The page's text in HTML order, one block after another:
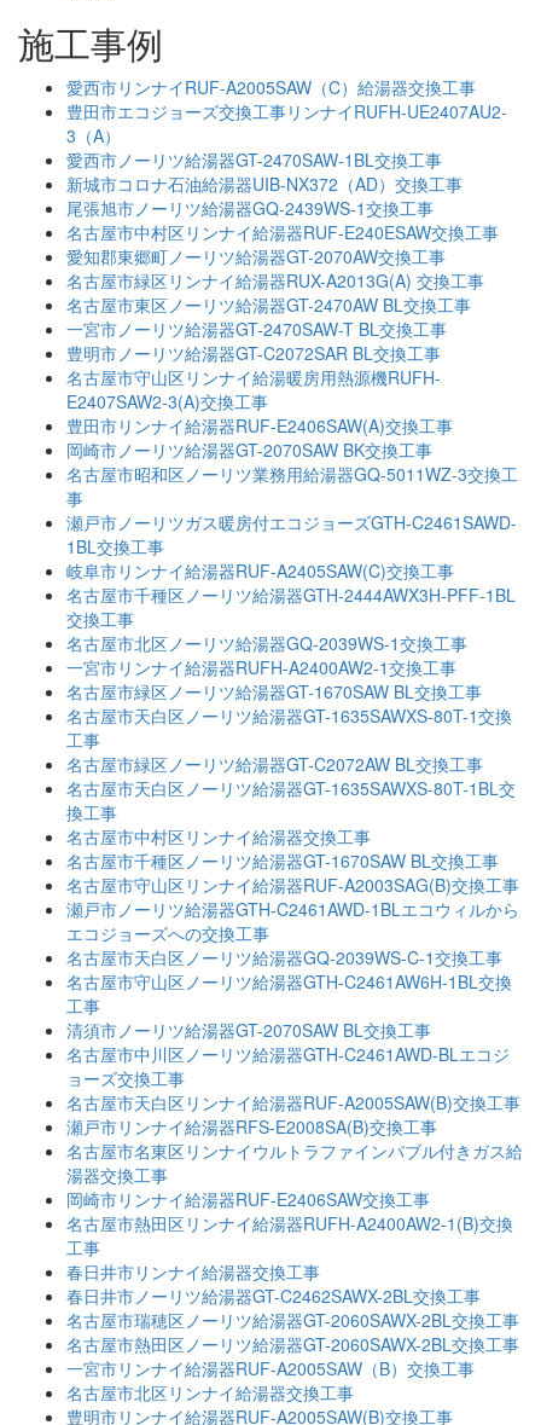
施工事例
愛西市リンナイRUF-A2005SAW（C）給湯器交換工事
豊田市エコジョーズ交換工事リンナイRUFH-UE2407AU2-
3（A）
愛西市ノーリツ給湯器GT-2470SAW-1BL交換工事
新城市コロナ石油給湯器UIB-NX372（AD）交換工事
尾張旭市ノーリツ給湯器GQ-2439WS-1交換工事
名古屋市中村区リンナイ給湯器RUF-E240ESAW交換工事
愛知郡東郷町ノーリツ給湯器GT-2070AW交換工事
名古屋市緑区リンナイ給湯器RUX-A2013G(A) 交換工事
名古屋市東区ノーリツ給湯器GT-2470AW BL交換工事
一宮市ノーリツ給湯器GT-2470SAW-T BL交換工事
豊明市ノーリツ給湯器GT-C2072SAR BL交換工事
名古屋市守山区リンナイ給湯暖房用熱源機RUFH-
E2407SAW2-3(A)交換工事
豊田市リンナイ給湯器RUF-E2406SAW(A)交換工事
岡崎市ノーリツ給湯器GT-2070SAW BK交換工事
名古屋市昭和区ノーリツ業務用給湯器GQ-5011WZ-3交換工
事
瀬戸市ノーリツガス暖房付エコジョーズGTH-C2461SAWD-
1BL交換工事
岐阜市リンナイ給湯器RUF-A2405SAW(C)交換工事
名古屋市千種区ノーリツ給湯器GTH-2444AWX3H-PFF-1BL
交換工事
名古屋市北区ノーリツ給湯器GQ-2039WS-1交換工事
一宮市リンナイ給湯器RUFH-A2400AW2-1交換工事
名古屋市緑区ノーリツ給湯器GT-1670SAW BL交換工事
名古屋市天白区ノーリツ給湯器GT-1635SAWXS-80T-1交換
工事
名古屋市緑区ノーリツ給湯器GT-C2072AW BL交換工事
名古屋市天白区ノーリツ給湯器GT-1635SAWXS-80T-1BL交
換工事
名古屋市中村区リンナイ給湯器交換工事
名古屋市千種区ノーリツ給湯器GT-1670SAW BL交換工事
名古屋市守山区リンナイ給湯器RUF-A2003SAG(B)交換工事
瀬戸市ノーリツ給湯器GTH-C2461AWD-1BLエコウィルから
エコジョーズへの交換工事
名古屋市天白区ノーリツ給湯器GQ-2039WS-C-1交換工事
名古屋市守山区ノーリツ給湯器GTH-C2461AW6H-1BL交換
工事
清須市ノーリツ給湯器GT-2070SAW BL交換工事
名古屋市中川区ノーリツ給湯器GTH-C2461AWD-BLエコジ
ョーズ交換工事
名古屋市天白区リンナイ給湯器RUF-A2005SAW(B)交換工事
瀬戸市リンナイ給湯器RFS-E2008SA(B)交換工事
名古屋市名東区リンナイウルトラファインバブル付きガス給
湯器交換工事
岡崎市リンナイ給湯器RUF-E2406SAW交換工事
名古屋市熱田区リンナイ給湯器RUFH-A2400AW2-1(B)交換
工事
春日井市リンナイ給湯器交換工事
春日井市ノーリツ給湯器GT-C2462SAWX-2BL交換工事
名古屋市瑞穂区ノーリツ給湯器GT-2060SAWX-2BL交換工事
名古屋市熱田区ノーリツ給湯器GT-2060SAWX-2BL交換工事
一宮市リンナイ給湯器RUF-A2005SAW（B）交換工事
名古屋市北区リンナイ給湯器交換工事
豊明市リンナイ給湯器RUF-A2005SAW(B)交換工事